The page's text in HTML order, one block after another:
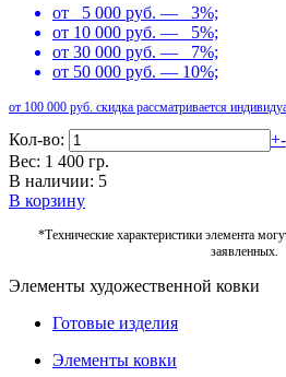
от 5 000 руб. — 3%;
от 10 000 руб. — 5%;
от 30 000 руб. — 7%;
от 50 000 руб. — 10%;
от 100 000 руб. скидка рассматривается
Кол-во: +-
Вес: 1 400 гр.
В наличии: 5
В корзину
*Технические характеристики элемента
заявленных.
Элементы художественной ковки
Готовые изделия
Элементы ковки